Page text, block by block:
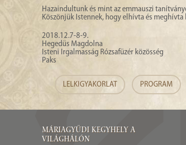
Hazaindultunk és mint az emmauszi
Köszönjük Istennek, hogy elhívta és
2018.12.7-8-9.
Hegedüs Magdolna
Isteni Irgalmasság Rózsafüzér közösség
Paks
LELKIGYAKORLAT PROGRAM
Máriagyűdi Kegyhely a
világhálón